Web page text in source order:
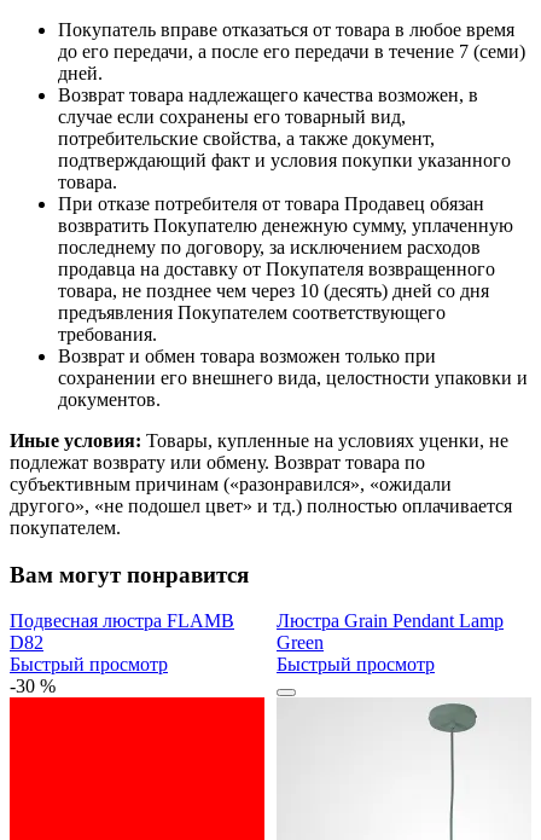
Покупатель вправе отказаться от товара в любое время
до его передачи, а после его передачи в течение 7 (семи)
дней.
Возврат товара надлежащего качества возможен, в
случае если сохранены его товарный вид,
потребительские свойства, а также документ,
подтверждающий факт и условия покупки указанного
товара.
При отказе потребителя от товара Продавец обязан
возвратить Покупателю денежную сумму, уплаченную
последнему по договору, за исключением расходов
продавца на доставку от Покупателя возвращенного
товара, не позднее чем через 10 (десять) дней со дня
предъявления Покупателем соответствующего
требования.
Возврат и обмен товара возможен только при
сохранении его внешнего вида, целостности упаковки и
документов.
Иные условия: Товары, купленные на условиях уценки, не
подлежат возврату или обмену. Возврат товара по
субъективным причинам («разонравился», «ожидали
другого», «не подошел цвет» и тд.) полностью оплачивается
покупателем.
Вам могут понравится
Подвесная люстра FLAMB
D82
Быстрый просмотр
-30 %
Люстра Grain Pendant Lamp
Green
Быстрый просмотр